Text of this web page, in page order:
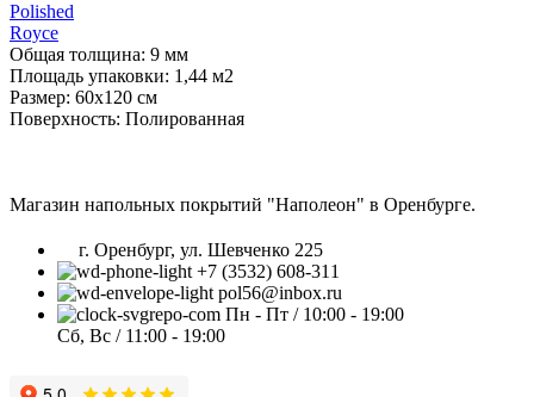
Polished
Royce
Общая толщина: 9 мм
Площадь упаковки: 1,44 м2
Размер: 60х120 см
Поверхность: Полированная
Магазин напольных покрытий "Наполеон" в Оренбурге.
г. Оренбург, ул. Шевченко 225
+7 (3532) 608-311
pol56@inbox.ru
Пн - Пт / 10:00 - 19:00
Сб, Вс / 11:00 - 19:00